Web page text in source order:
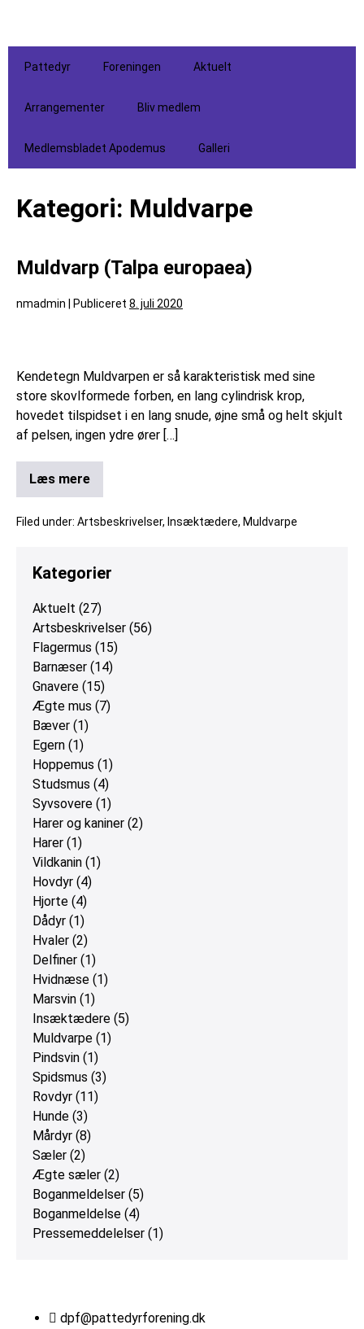
Pattedyr Foreningen Aktuelt
Arrangementer Bliv medlem
Medlemsbladet Apodemus Galleri
Kategori: Muldvarpe
Muldvarp (Talpa europaea)
nmadmin Publiceret 8. juli 2020
Kendetegn Muldvarpen er så karakteristisk med sine
store skovlformede forben, en lang cylindrisk krop,
hovedet tilspidset i en lang snude, øjne små og helt skjult
af pelsen, ingen ydre ører […]
Læs mere
Filed under: Artsbeskrivelser, Insæktædere, Muldvarpe
Kategorier
Aktuelt (27)
Artsbeskrivelser (56)
Flagermus (15)
Barnæser (14)
Gnavere (15)
Ægte mus (7)
Bæver (1)
Egern (1)
Hoppemus (1)
Studsmus (4)
Syvsovere (1)
Harer og kaniner (2)
Harer (1)
Vildkanin (1)
Hovdyr (4)
Hjorte (4)
Dådyr (1)
Hvaler (2)
Delfiner (1)
Hvidnæse (1)
Marsvin (1)
Insæktædere (5)
Muldvarpe (1)
Pindsvin (1)
Spidsmus (3)
Rovdyr (11)
Hunde (3)
Mårdyr (8)
Sæler (2)
Ægte sæler (2)
Boganmeldelser (5)
Boganmeldelse (4)
Pressemeddelelser (1)
dpf@pattedyrforening.dk